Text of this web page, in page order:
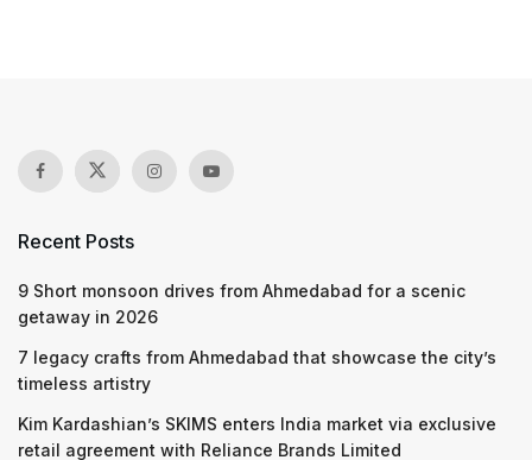
Recent Posts
9 Short monsoon drives from Ahmedabad for a scenic
getaway in 2026
7 legacy crafts from Ahmedabad that showcase the city’s
timeless artistry
Kim Kardashian’s SKIMS enters India market via exclusive
retail agreement with Reliance Brands Limited